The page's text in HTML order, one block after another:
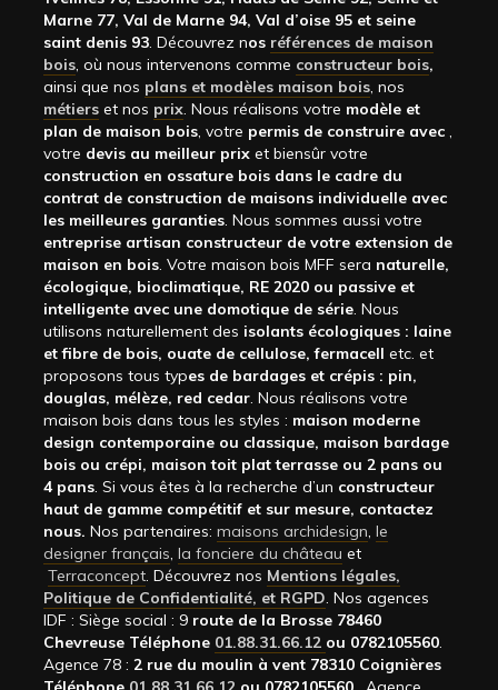
Marne 77, Val de Marne 94, Val d’oise 95 et seine
saint denis 93. Découvrez nos références de maison
bois, où nous intervenons comme constructeur bois,
ainsi que nos plans et modèles maison bois, nos
métiers et nos prix. Nous réalisons votre modèle et
plan de maison bois, votre permis de construire avec ,
votre devis au meilleur prix et biensûr votre
construction en ossature bois dans le cadre du
contrat de construction de maisons individuelle avec
les meilleures garanties. Nous sommes aussi votre
entreprise artisan constructeur de votre extension de
maison en bois. Votre maison bois MFF sera naturelle,
écologique, bioclimatique, RE 2020 ou passive et
intelligente avec une domotique de série. Nous
utilisons naturellement des isolants écologiques : laine
et fibre de bois, ouate de cellulose, fermacell etc. et
proposons tous types de bardages et crépis : pin,
douglas, mélèze, red cedar. Nous réalisons votre
maison bois dans tous les styles : maison moderne
design contemporaine ou classique, maison bardage
bois ou crépi, maison toit plat terrasse ou 2 pans ou
4 pans. Si vous êtes à la recherche d’un constructeur
haut de gamme compétitif et sur mesure, contactez
nous. Nos partenaires: maisons archidesign, le
designer français, la fonciere du château et
Terraconcept. Découvrez nos Mentions légales,
Politique de Confidentialité, et RGPD. Nos agences
IDF : Siège social : 9 route de la Brosse 78460
Chevreuse Téléphone 01.88.31.66.12 ou 0782105560.
Agence 78 : 2 rue du moulin à vent 78310 Coignières